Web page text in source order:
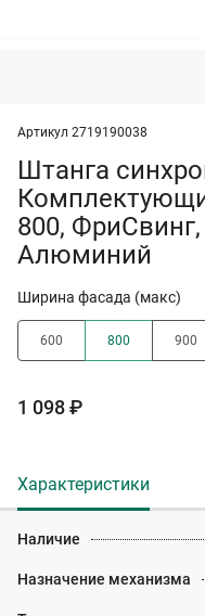
Артикул 2719190038
Штанга
800,
Алюминий
Ширина фасада (макс)
600 800 900
1 098 ₽
Характеристики
Наличие
Назначение механизма